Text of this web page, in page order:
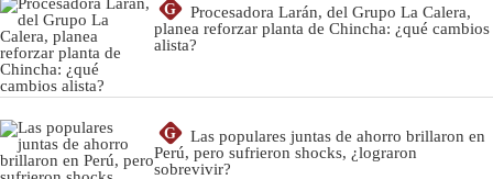
G
Procesadora Larán, del Grupo La Calera,
planea reforzar planta de Chincha: ¿qué cambios
alista?
G
Las populares juntas de ahorro brillaron en
Perú, pero sufrieron shocks, ¿lograron
sobrevivir?